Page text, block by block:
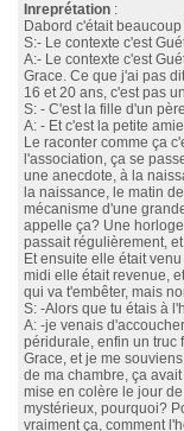
Inreprétation :
Dabord c'était
S:- Le contexte c'est
A:- Le contexte c'est
Grace. Ce que j'ai pas
16 et 20 ans, c'est pas
S: - C'est la fille d'un
A: - Et c'est la petite
Le raconter comme ça
l'association, ça se
une anecdote, à la
la naissance, le matin
mécanisme d'une
appelle ça? Une
passait régulièrement,
Et ensuite elle était
midi elle était revenue,
qui va t'embêter, mais
S: -Alors que tu étais à
A: -je venais
péridurale, enfin un truc
Grace, et je me
de ma chambre, ça
mise en colère le jour
mystérieux, pourquoi?
vraiment ça, comment